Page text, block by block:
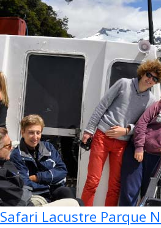
Safari Lacustre Parque